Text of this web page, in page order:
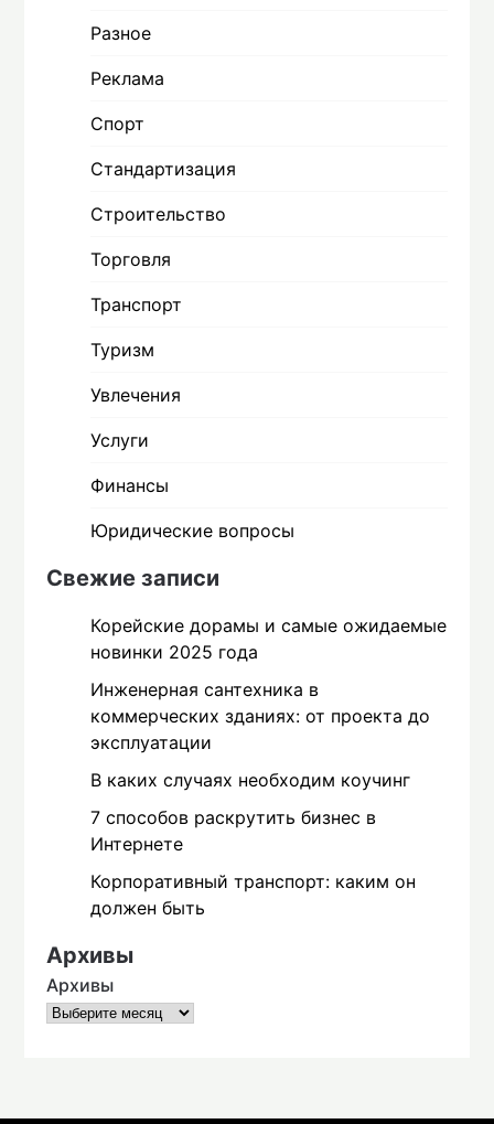
Разное
Реклама
Спорт
Стандартизация
Строительство
Торговля
Транспорт
Туризм
Увлечения
Услуги
Финансы
Юридические вопросы
Свежие записи
Корейские дорамы и самые ожидаемые
новинки 2025 года
Инженерная сантехника в
коммерческих зданиях: от проекта до
эксплуатации
В каких случаях необходим коучинг
7 способов раскрутить бизнес в
Интернете
Корпоративный транспорт: каким он
должен быть
Архивы
Архивы